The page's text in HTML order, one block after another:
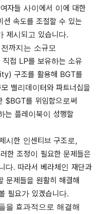
자들 사이에서 이에 대한
속도를 조절할 수 있는
제시되고 있습니다.
까지는 소규모
접 LP를 보유하는 소유
구조를 활용해 BGT를
밸리데이터와 파트너십을
$BGT를 위임함으로써
는 플레이북이 성행할
시한 인센티브 구조로,
한 조정이 필요한 문제들은
다. 따라서 베라체인 재단과
문제들을 원활히 해결해
필요가 있겠습니다.
을 효과적으로 해결해